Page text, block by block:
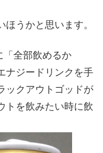
うかと思います。
「全部飲めるか
ナジードリンクを手
ックアウトゴッドが
トを飲みたい時に飲